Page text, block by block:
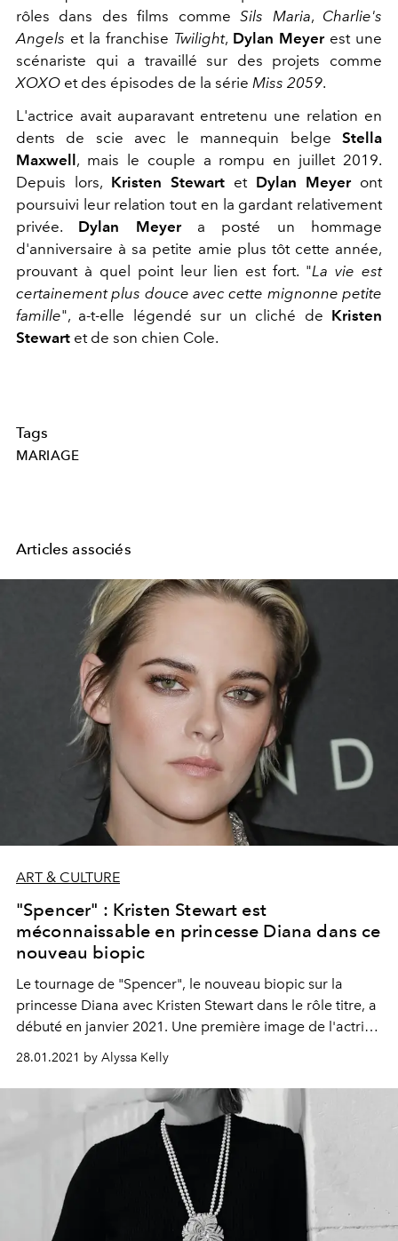
rôles dans des films commeSils Maria, Charlie's
Angels et la franchise Twilight, Dylan Meyerest une
scénariste qui a travaillé sur des projets comme
XOXO et des épisodes de la série Miss 2059.
L'actrice avait auparavant entretenu une relation en
dents de scie avec le mannequin belge Stella
Maxwell , mais le couple a rompu en juillet 2019.
Depuis lors, Kristen Stewart et Dylan Meyeront
poursuivi leur relation tout en la gardant relativement
privée. Dylan Meyera posté un hommage
d'anniversaire à sa petite amie plus tôt cette année,
prouvant à quel point leur lien est fort. "La vie est
certainement plus douce avec cette mignonne petite
famille", a-t-elle légendé sur un cliché de Kristen
Stewart et de son chien Cole.
Tags
MARIAGE
Articles associés
ART & CULTURE
"Spencer" : Kristen Stewart est
méconnaissable en princesse Diana dans ce
nouveau biopic
Le tournage de "Spencer", le nouveau biopic sur la
princesse Diana avec Kristen Stewart dans le rôle titre, a
débuté en janvier 2021. Une première image de l'actrice
dans la peau de Lady Di a été dévoilée, et la
ressemblance est troublante.
28.01.2021 by Alyssa Kelly